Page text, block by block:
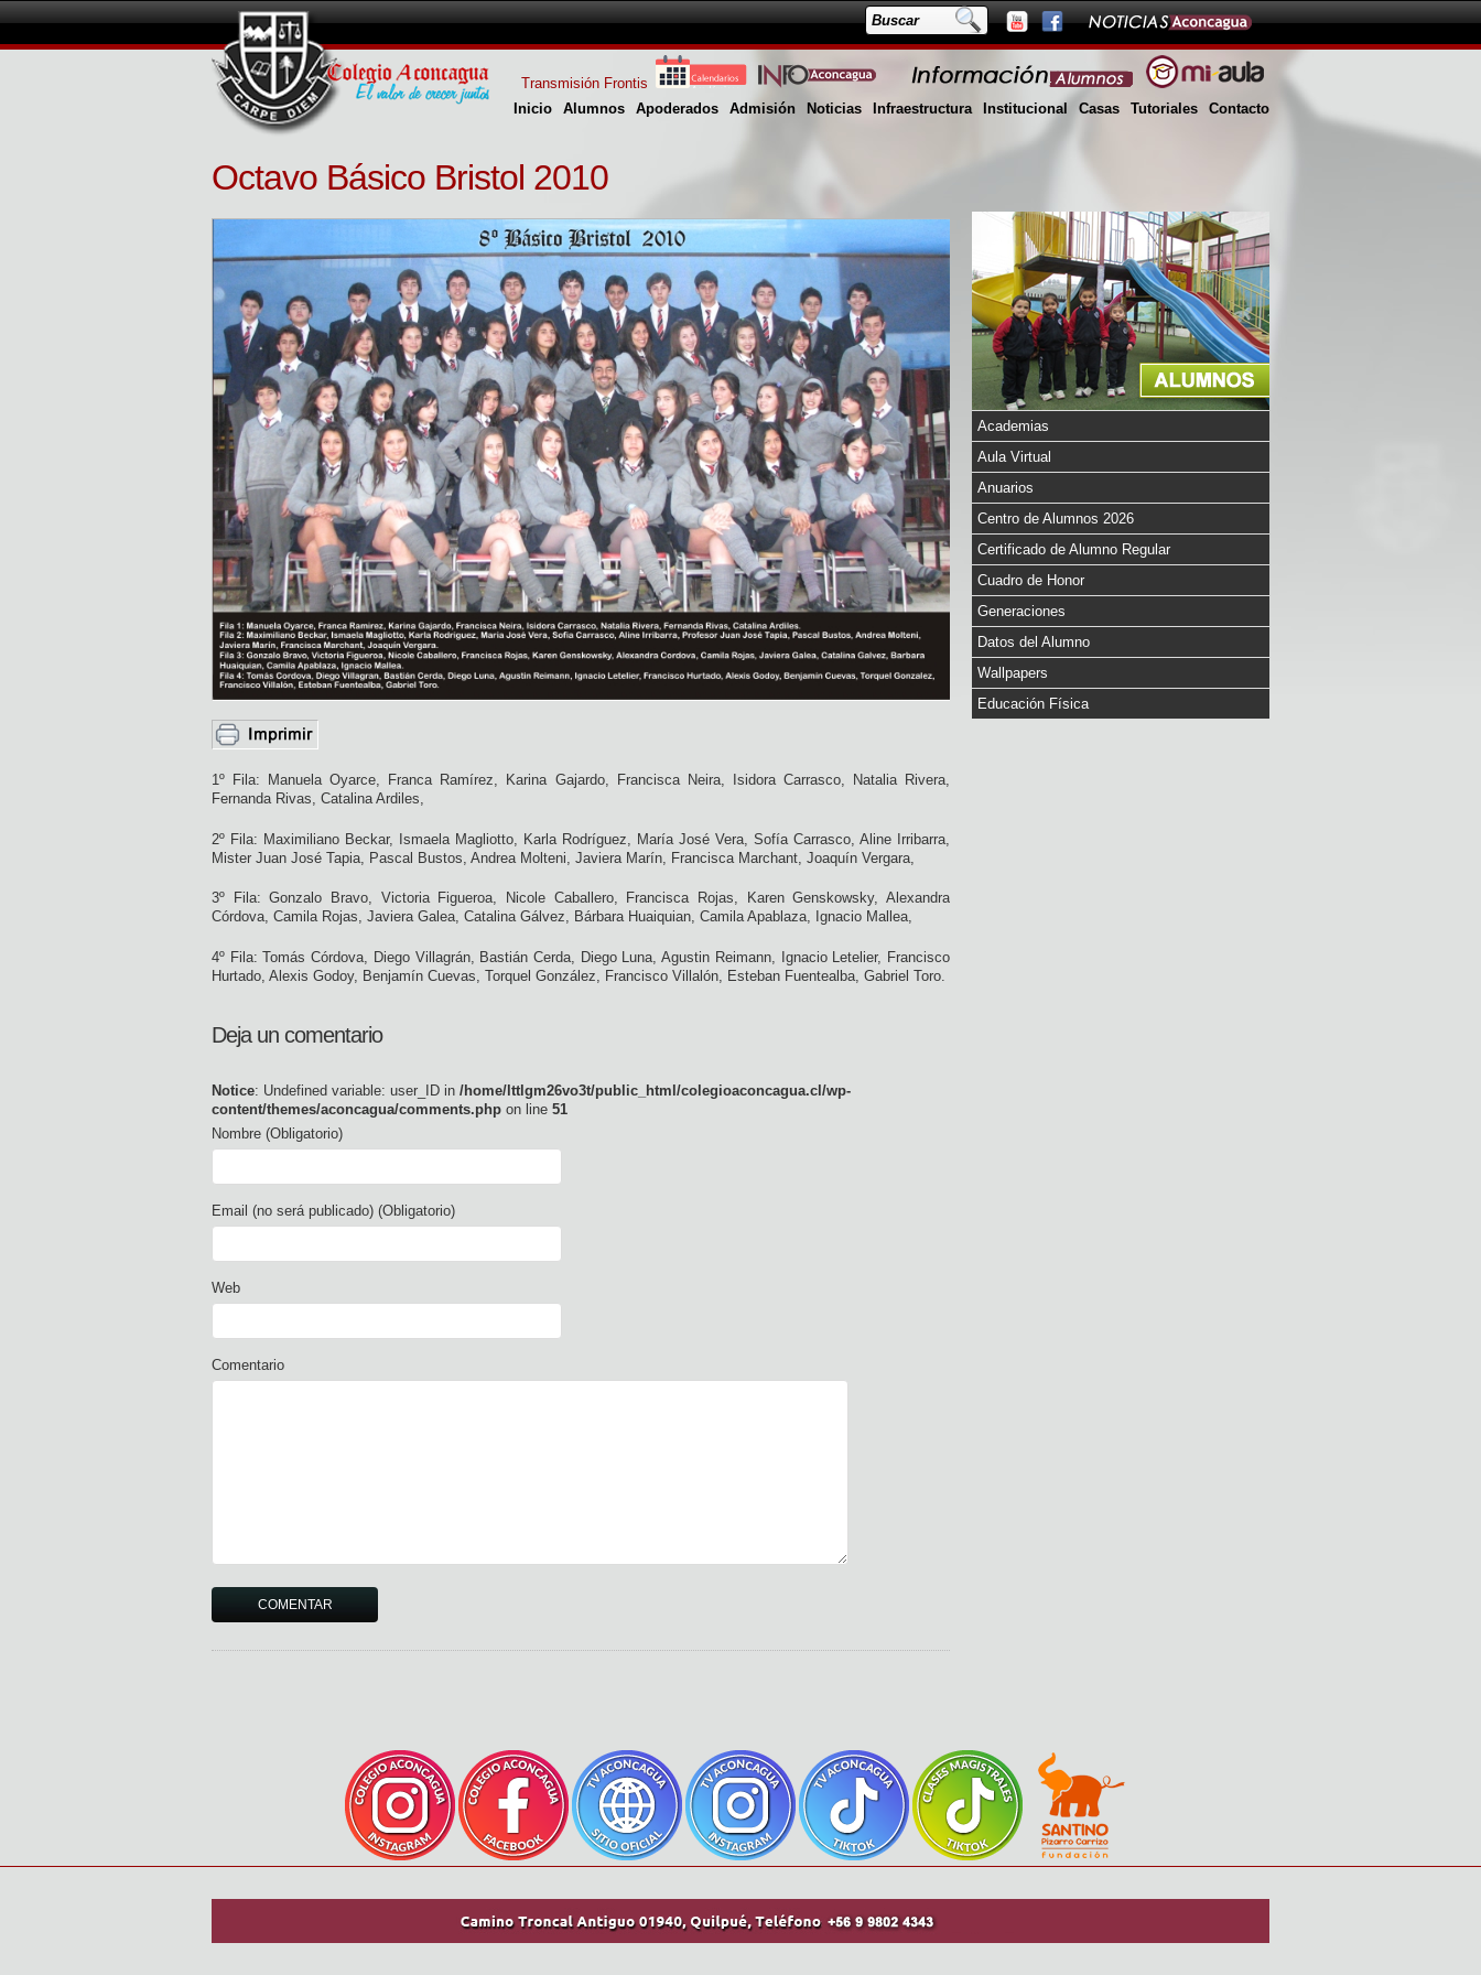
Inicio Alumnos Apoderados Admisión Noticias Infraestructura Institucional Casas Tutoriales Contacto
Transmisión Frontis
Octavo Básico Bristol 2010
1º Fila: Manuela Oyarce, Franca Ramírez, Karina Gajardo, Francisca Neira, Isidora Carrasco, Natalia Rivera,
Fernanda Rivas, Catalina Ardiles,
2º Fila: Maximiliano Beckar, Ismaela Magliotto, Karla Rodríguez, María José Vera, Sofía Carrasco, Aline Irribarra,
Mister Juan José Tapia, Pascal Bustos, Andrea Molteni, Javiera Marín, Francisca Marchant, Joaquín Vergara,
3º Fila: Gonzalo Bravo, Victoria Figueroa, Nicole Caballero, Francisca Rojas, Karen Genskowsky, Alexandra
Córdova, Camila Rojas, Javiera Galea, Catalina Gálvez, Bárbara Huaiquian, Camila Apablaza, Ignacio Mallea,
4º Fila: Tomás Córdova, Diego Villagrán, Bastián Cerda, Diego Luna, Agustin Reimann, Ignacio Letelier, Francisco
Hurtado, Alexis Godoy, Benjamín Cuevas, Torquel González, Francisco Villalón, Esteban Fuentealba, Gabriel Toro.
Deja un comentario
Notice: Undefined variable: user_ID in /home/lttlgm26vo3t/public_html/colegioaconcagua.cl/wp-
content/themes/aconcagua/comments.php on line 51
Nombre (Obligatorio)
Email (no será publicado) (Obligatorio)
Web
Comentario
Academias
Aula Virtual
Anuarios
Centro de Alumnos 2026
Certificado de Alumno Regular
Cuadro de Honor
Generaciones
Datos del Alumno
Wallpapers
Educación Física